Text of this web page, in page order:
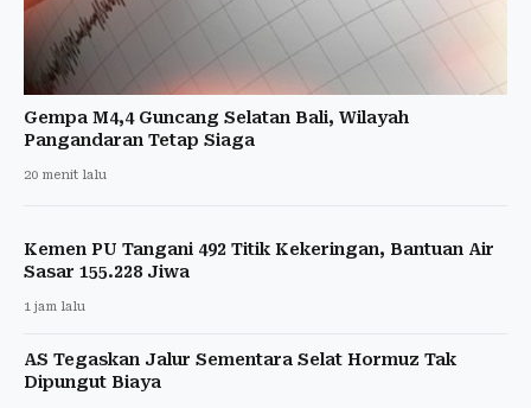
Gempa M4,4 Guncang Selatan Bali, Wilayah
Pangandaran Tetap Siaga
20 menit lalu
Kemen PU Tangani 492 Titik Kekeringan, Bantuan Air
Sasar 155.228 Jiwa
1 jam lalu
AS Tegaskan Jalur Sementara Selat Hormuz Tak
Dipungut Biaya